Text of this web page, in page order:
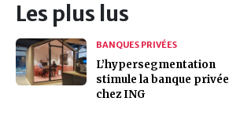
Les plus lus
BANQUES PRIVÉES
L’hypersegmentation
stimule la banque privée
chez ING